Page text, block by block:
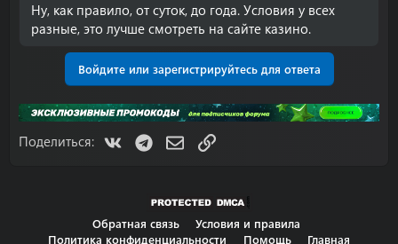
Ну, как правило, от суток, до года. Условия у всех
разные, это лучше смотреть на сайте казино.
Войдите или зарегистрируйтесь для ответа
Поделиться: VK TelegramЭлектронная почта
Ссылка
Обратная связь
Условия и правила
Политика конфиденциальности
Помощь Главная